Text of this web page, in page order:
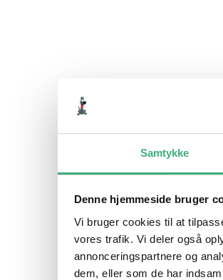
Samtykke
Denne hjemmeside bruger
Vi bruger cookies til at
vores trafik. Vi deler også
annonceringspartnere og
dem, eller som de har